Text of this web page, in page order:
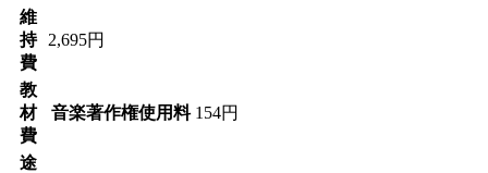
維
持
費
2,695円
教
材
費
音楽著作権使用料 154円
途